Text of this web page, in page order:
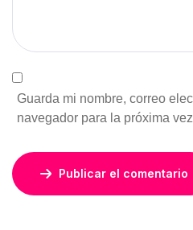
Guarda mi nombre, correo
navegador para la próxima
Publicar el comentario